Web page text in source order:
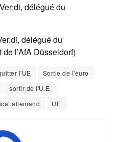
délégué du
délégué du
l’AfA Düsseldorf)
l'UE
Sortie de l'euro
sortir de l'U.E.
allemand UE